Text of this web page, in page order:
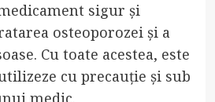
sigur și
osteoporozei și a
Cu toate acestea, este
cu precauție și sub